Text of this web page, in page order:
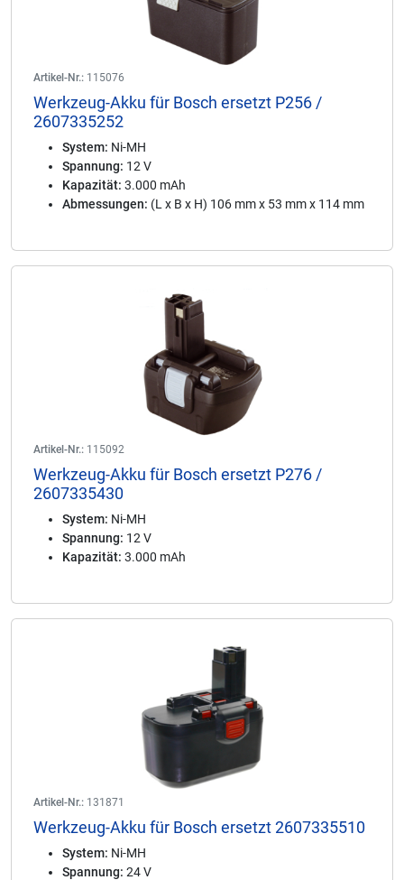
Artikel-Nr.: 115076
Werkzeug-Akku für Bosch ersetzt P256 /
2607335252
System: Ni-MH
Spannung: 12 V
Kapazität: 3.000 mAh
Abmessungen: (L x B x H) 106 mm x 53 mm x 114 mm
Artikel-Nr.: 115092
Werkzeug-Akku für Bosch ersetzt P276 /
2607335430
System: Ni-MH
Spannung: 12 V
Kapazität: 3.000 mAh
Artikel-Nr.: 131871
Werkzeug-Akku für Bosch ersetzt 2607335510
System: Ni-MH
Spannung: 24 V